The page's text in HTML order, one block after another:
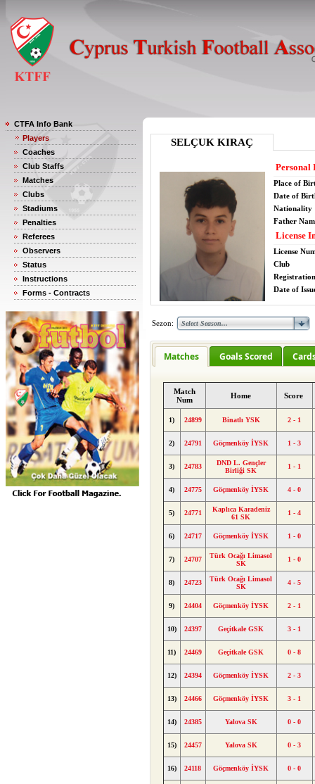
CTFA Info Bank
Players
Coaches
Club Staffs
Matches
Clubs
Stadiums
Penalties
Referees
Observers
Status
Instructions
Forms - Contracts
SELÇUK KIRAÇ
Personal
Place of
Date of
Nationality
Father
License
License
Club
Date of
Sezon:
Matches Goals Scored
Match
Num
Home Score
1) 24899 Binatlı YSK 2 - 1
2) 24791 Göçmenköy İYSK 1 - 3
3) 24783
DND L. Gençler
Birliği SK
1 - 1
4) 24775 Göçmenköy İYSK 4 - 0
5) 24771
Kaplıca Karadeniz
61 SK
1 - 4
6) 24717 Göçmenköy İYSK 1 - 0
7) 24707
Türk Ocağı Limasol
SK
1 - 0
8) 24723
Türk Ocağı Limasol
SK
4 - 5
9) 24404 Göçmenköy İYSK 2 - 1
10) 24397 Geçitkale GSK 3 - 1
11) 24469 Geçitkale GSK 0 - 8
12) 24394 Göçmenköy İYSK 2 - 3
13) 24466 Göçmenköy İYSK 3 - 1
14) 24385 Yalova SK 0 - 0
15) 24457 Yalova SK 0 - 3
16) 24118 Göçmenköy İYSK 0 - 0